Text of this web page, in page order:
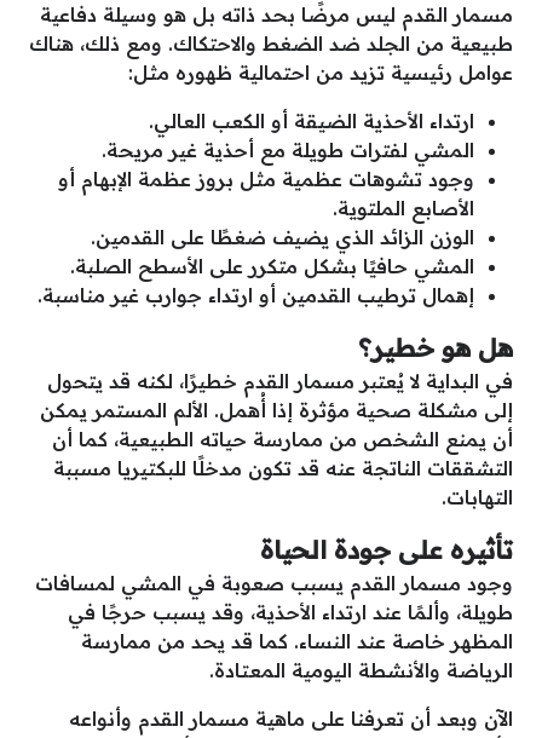
مسمار القدم ليس مرضًا بحد ذاته بل هو وسيلة دفاعية
طبيعية من الجلد ضد الضغط والاحتكاك. ومع ذلك، هناك
عوامل رئيسية تزيد من احتمالية ظهوره مثل:
ارتداء الأحذية الضيقة أو الكعب العالي.
المشي لفترات طويلة مع أحذية غير مريحة.
وجود تشوهات عظمية مثل بروز عظمة الإبهام أو
الأصابع الملتوية.
الوزن الزائد الذي يضيف ضغطًا على القدمين.
المشي حافيًا بشكل متكرر على الأسطح الصلبة.
إهمال ترطيب القدمين أو ارتداء جوارب غير مناسبة.
هل هو خطير؟
في البداية لا يُعتبر مسمار القدم خطيرًا، لكنه قد يتحول
إلى مشكلة صحية مؤثرة إذا أُهمل. الألم المستمر يمكن
أن يمنع الشخص من ممارسة حياته الطبيعية، كما أن
التشققات الناتجة عنه قد تكون مدخلًا للبكتيريا مسببة
التهابات.
تأثيره على جودة الحياة
وجود مسمار القدم يسبب صعوبة في المشي لمسافات
طويلة، وألمًا عند ارتداء الأحذية، وقد يسبب حرجًا في
المظهر خاصة عند النساء. كما قد يحد من ممارسة
الرياضة والأنشطة اليومية المعتادة.
الآن وبعد أن تعرفنا على ماهية مسمار القدم وأنواعه